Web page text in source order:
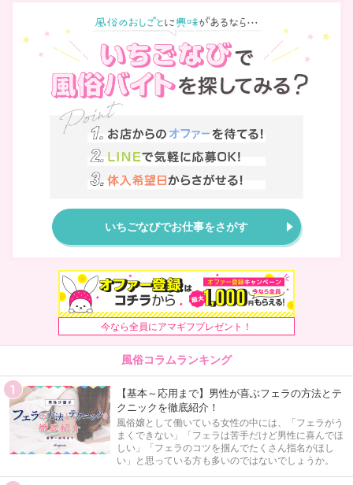
いちごなびでお仕事をさがす
今なら全員にアマギフプレゼント！
風俗コラムランキング
【基本～応用まで】男性が喜ぶフェラの方法とテ
クニックを徹底紹介！
風俗嬢として働いている女性の中には、「フェラがう
まくできない」「フェラは苦手だけど男性に喜んでほ
しい」「フェラのコツを掴んでたくさん指名がほし
い」と思っている方も多いのではないでしょうか。